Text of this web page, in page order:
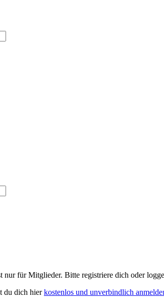
nur für Mitglieder. Bitte registriere dich oder
du dich hierkostenlos und unverbindlich